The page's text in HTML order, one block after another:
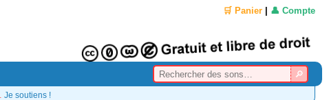
🛒 Panier 👤 Compte
Je soutiens !